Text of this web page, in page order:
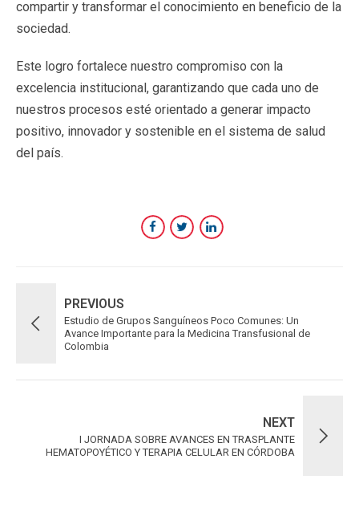
compartir y transformar el conocimiento en beneficio de la
sociedad.
Este logro fortalece nuestro compromiso con la
excelencia institucional, garantizando que cada uno de
nuestros procesos esté orientado a generar impacto
positivo, innovador y sostenible en el sistema de salud
del país.
PREVIOUS
Estudio de Grupos Sanguíneos Poco Comunes: Un
Avance Importante para la Medicina Transfusional de
Colombia
NEXT
I JORNADA SOBRE AVANCES EN TRASPLANTE
HEMATOPOYÉTICO Y TERAPIA CELULAR EN CÓRDOBA